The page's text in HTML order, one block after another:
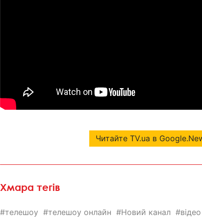
Читайте TV.ua в
Хмара тегів
телешоу телешоу онлайн Новий канал відео